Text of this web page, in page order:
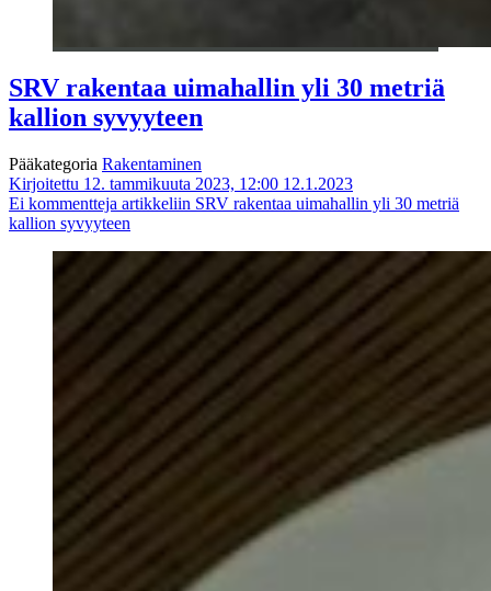
SRV rakentaa uimahallin yli 30 metriä
kallion syvyyteen
Pääkategoria Rakentaminen
Kirjoitettu 12. tammikuuta 2023, 12:00 12.1.2023
Ei kommentteja artikkeliin SRV rakentaa uimahallin yli 30 metriä
kallion syvyyteen